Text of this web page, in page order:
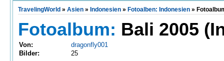
TravelingWorld » Asien » Indonesien » Fotoalben: Indonesien »
Fotoalbum: Bali 2005
Von:
dragonfly001
Bilder:
25